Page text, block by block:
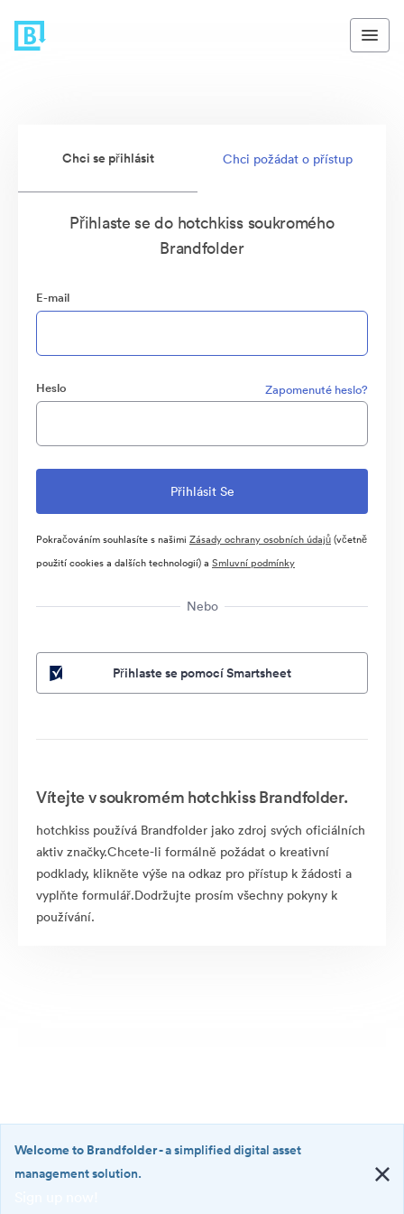
Chci se přihlásit Chci požádat o přístup
Přihlaste se do hotchkiss soukromého
Brandfolder
E-mail
Heslo Zapomenuté heslo?
Pokračováním souhlasíte s našimi Zásady ochrany osobních údajů(včetně
použití cookies a dalších technologií) a Smluvní podmínky
Nebo
Přihlaste se pomocí Smartsheet
Vítejte v soukromém hotchkiss Brandfolder.
hotchkiss používá Brandfolder jako zdroj svých oficiálních
aktiv značky.Chcete-li formálně požádat o kreativní
podklady, klikněte výše na odkaz pro přístup k žádosti a
vyplňte formulář.Dodržujte prosím všechny pokyny k
používání.
Welcome to Brandfolder- a simplified digital asset
management solution.